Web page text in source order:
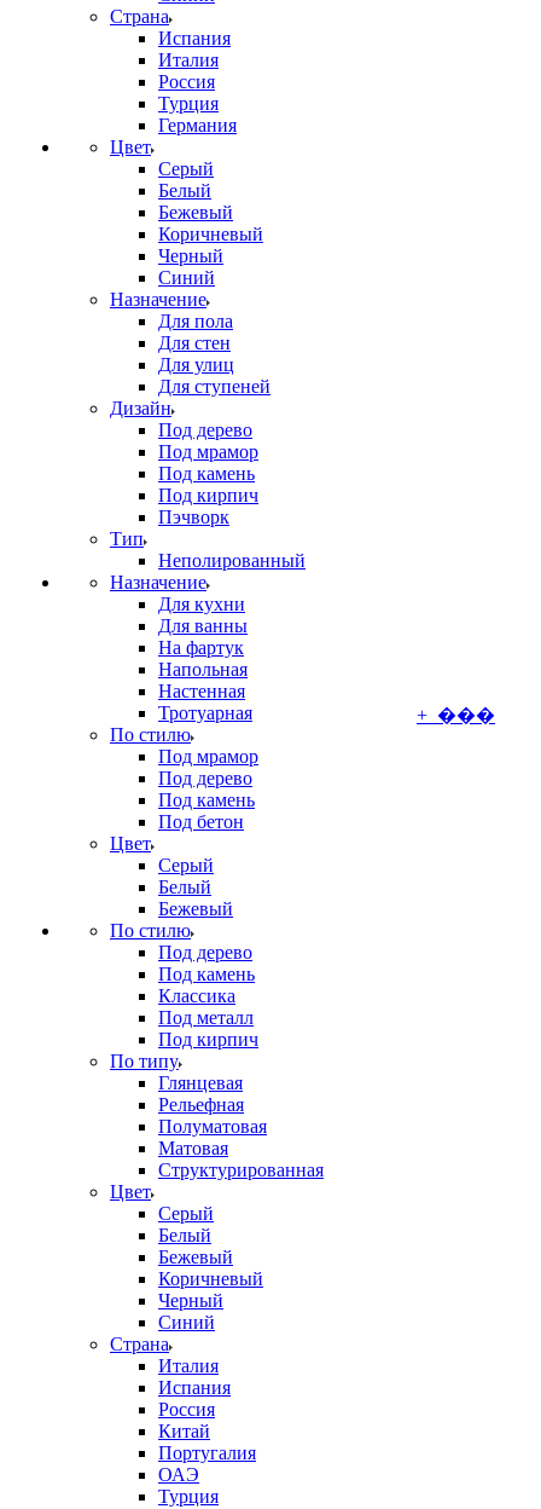
Страна
Испания
Италия
Россия
Турция
Германия
Цвет
Серый
Белый
Бежевый
Коричневый
Черный
Синий
Назначение
Для пола
Для стен
Для улиц
Для ступеней
Дизайн
Под дерево
Под мрамор
Под камень
Под кирпич
Пэчворк
Тип
Неполированный
Назначение
Для кухни
Для ванны
На фартук
Напольная
Настенная
Тротуарная
По стилю
Под мрамор
Под дерево
Под камень
Под бетон
Цвет
Серый
Белый
Бежевый
По стилю
Под дерево
Под камень
Классика
Под металл
Под кирпич
По типу
Глянцевая
Рельефная
Полуматовая
Матовая
Структурированная
Цвет
Серый
Белый
Бежевый
Коричневый
Черный
Синий
Страна
Италия
Испания
Россия
Китай
Португалия
ОАЭ
Турция
+ ���